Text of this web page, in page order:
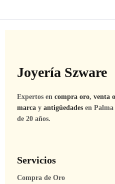
Joyería Szware
Expertos en compra oro, venta
marca y antigüedades en Palma
de 20 años.
Servicios
Compra de Oro